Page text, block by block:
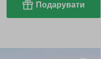
Подарувати